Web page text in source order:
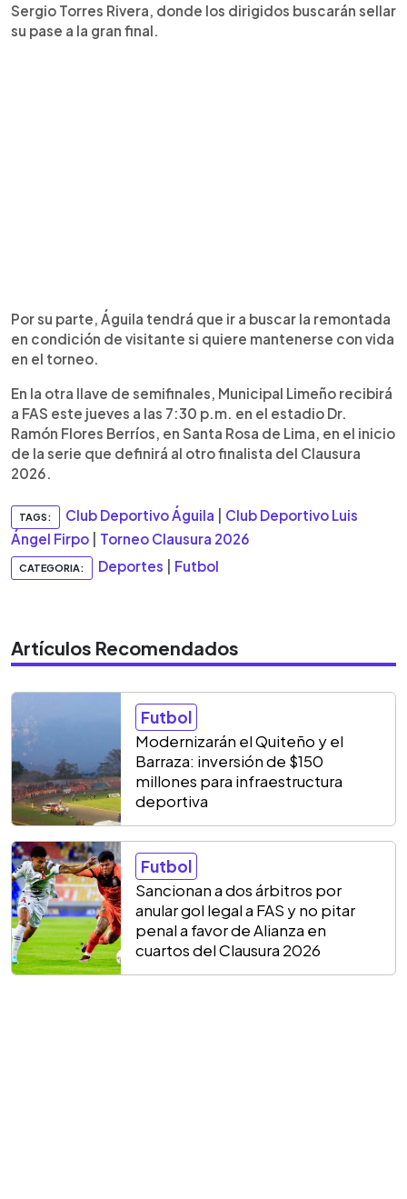
Sergio Torres Rivera, donde los dirigidos buscarán sellar
su pase a la gran final.
Por su parte, Águila tendrá que ir a buscar la remontada
en condición de visitante si quiere mantenerse con vida
en el torneo.
En la otra llave de semifinales, Municipal Limeño recibirá
a FAS este jueves a las 7:30 p.m. en el estadio Dr.
Ramón Flores Berríos, en Santa Rosa de Lima, en el inicio
de la serie que definirá al otro finalista del Clausura
2026.
TAGS: Club Deportivo Águila
Club Deportivo Luis
Ángel Firpo
Torneo Clausura 2026
CATEGORIA: Deportes Futbol
Artículos Recomendados
Futbol
Modernizarán el Quiteño y el
Barraza: inversión de $150
millones para infraestructura
deportiva
Futbol
Sancionan a dos árbitros por
anular gol legal a FAS y no pitar
penal a favor de Alianza en
cuartos del Clausura 2026